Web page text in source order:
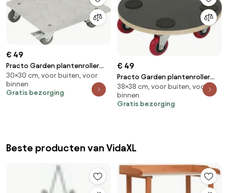
€ 49
Practo Garden plantenroller
070Aluminium - Plantenrollers -
30x30cm - indoor / outdoor
30×30 cm, voor buiten, voor
binnen
Gratis bezorging
€ 49
Practo Garden plantenroller
055Hout - Plantenrollers -
38x38cm
38×38 cm, voor buiten, voor
binnen
Gratis bezorging
Beste producten van VidaXL